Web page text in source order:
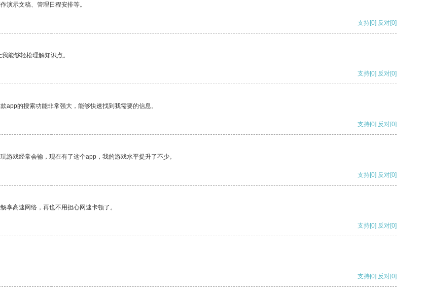
演示文稿、管理日程安排等。
支持[0] 反对[0]
能够轻松理解知识点。
支持[0] 反对[0]
的搜索功能非常强大，能够快速找到我需要的信息。
支持[0] 反对[0]
戏经常会输，现在有了这个app，我的游戏水平提升了不少。
支持[0] 反对[0]
享高速网络，再也不用担心网速卡顿了。
支持[0] 反对[0]
支持[0] 反对[0]